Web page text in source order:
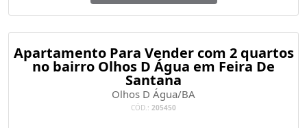
Apartamento Para Vender com 2 quartos
no bairro Olhos D Água em Feira De
Santana
Olhos D Água/BA
CÓD.: 205450